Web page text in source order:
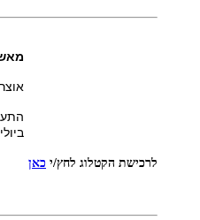
ביולי 2014
לרכישת הקטלוג לחץ/י כאן